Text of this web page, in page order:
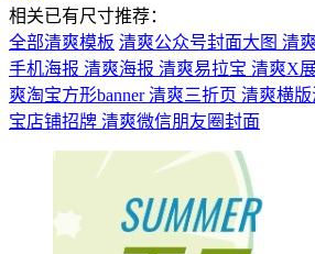
相关已有尺寸推荐：
全部清爽模板 清爽公众号封面大图 清
手机海报 清爽海报 清爽易拉宝 清爽X
爽淘宝方形banner清爽三折页 清爽横版
宝店铺招牌 清爽微信朋友圈封面